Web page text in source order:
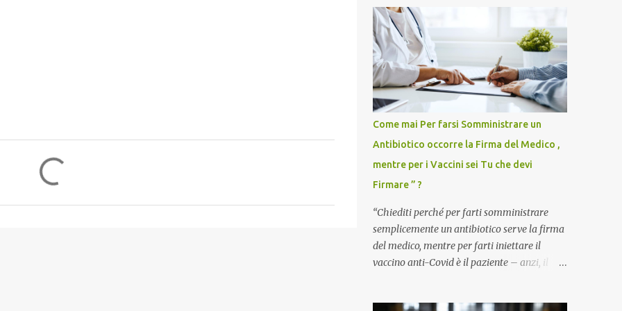
Come mai Per farsi Somministrare un
Antibiotico occorre la Firma del Medico ,
mentre per i Vaccini sei Tu che devi
Firmare ” ?
“Chiediti perché per farti somministrare
semplicemente un antibiotico serve la firma
del medico, mentre per farti iniettare il
vaccino anti-Covid è il paziente – anzi, il